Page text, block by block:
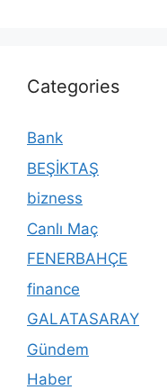
Categories
Bank
BEŞİKTAŞ
bizness
Canlı Maç
FENERBAHÇE
finance
GALATASARAY
Gündem
Haber